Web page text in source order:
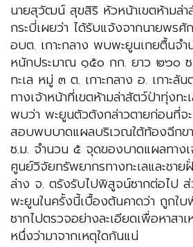
นายสุวัฒน์ สุขสิริ หัวหน้าเขตห้ามล่า
กระบี่เผยว่า ได้รับแจ้งจากนายพรศั
อบต. เกาะกลาง พบพะยูนเกยตื้นจ
หนักประมาณ ๑๕๐ กก. ยาว ๒๖๐
ทะเล หมู่ ๓ ต. เกาะกลาง อ. เกาะลั
ทางเจ้าหน้าที่เขตห้ามล่าสัตว์ป่าทุ่ง
พบว่า พะยูนตัวตังกล่าวตายก่อนที่จ
สอบพบบาดแผลบริเวณใต้ท้องฉีกข
ซ.ม. จำนวน ๕ จุดของบาดแผลทาง
ศูนย์วิจัยทรัพยากรทางทะเลและชา
ล่าง จ. ตรังรับไปพิสูจน์ซากต่อไป ส่
พะยูนในครั้งนี้เบื้องต้นคาดว่า ถูกใ
ซากไปตรวจอย่างละเอียดเพื่อหาสา
หนึ่งว่ามาจากเหตุใดกันแน่